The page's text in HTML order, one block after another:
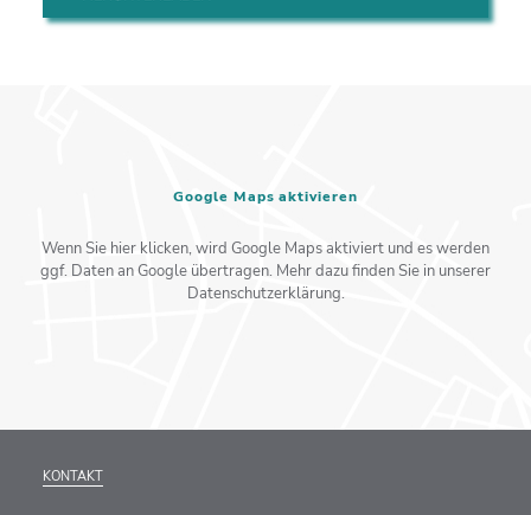
Google Maps aktivieren
Wenn Sie hier klicken, wird Google Maps aktiviert und es werden
ggf. Daten an Google übertragen. Mehr dazu finden Sie in unserer
Datenschutzerklärung.
KONTAKT